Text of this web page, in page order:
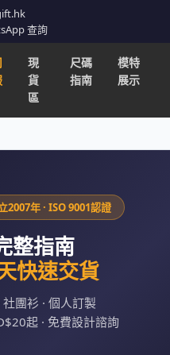
查詢
現
貨
區
尺碼
指南
模特
展示
2007年 · ISO 9001認證
整指南
快速交貨
團衫 · 個人訂製
起 · 免費設計諮詢